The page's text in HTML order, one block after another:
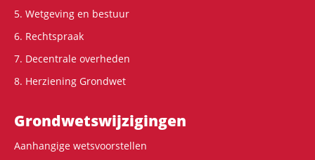
5. Wetgeving en bestuur
6. Rechtspraak
7. Decentrale overheden
8. Herziening Grondwet
Grondwets­wijzigingen
Aanhangige wetsvoorstellen